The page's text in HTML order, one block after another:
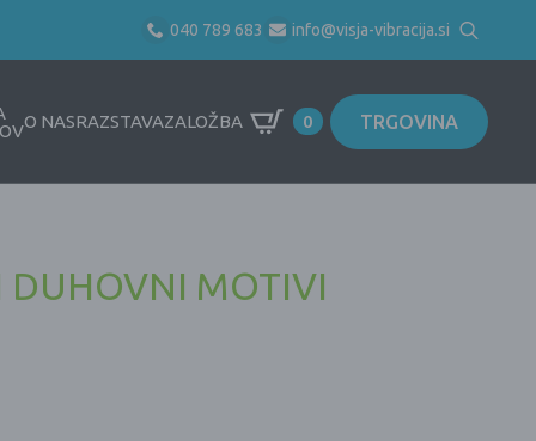
040 789 683 info@visja-vibracija.si
Search
for:
O NASRAZSTAVAZALOŽBA 0 TRGOVINA
MOTIVI